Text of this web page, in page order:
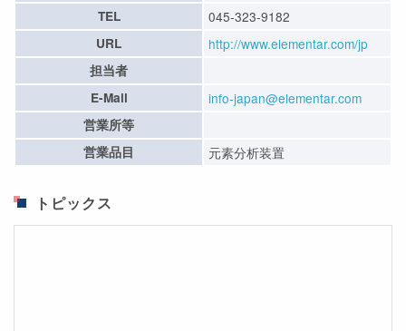
TEL 045-323-9182
URL http://www.elementar.com/jp
担当者
E-Mail
info-japan@elementar.com
営業所等
営業品目
元素分析装置
トピックス